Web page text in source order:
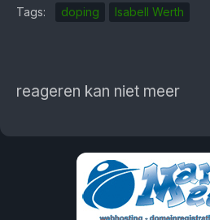
Tags: doping Isabell Werth
reageren kan niet meer